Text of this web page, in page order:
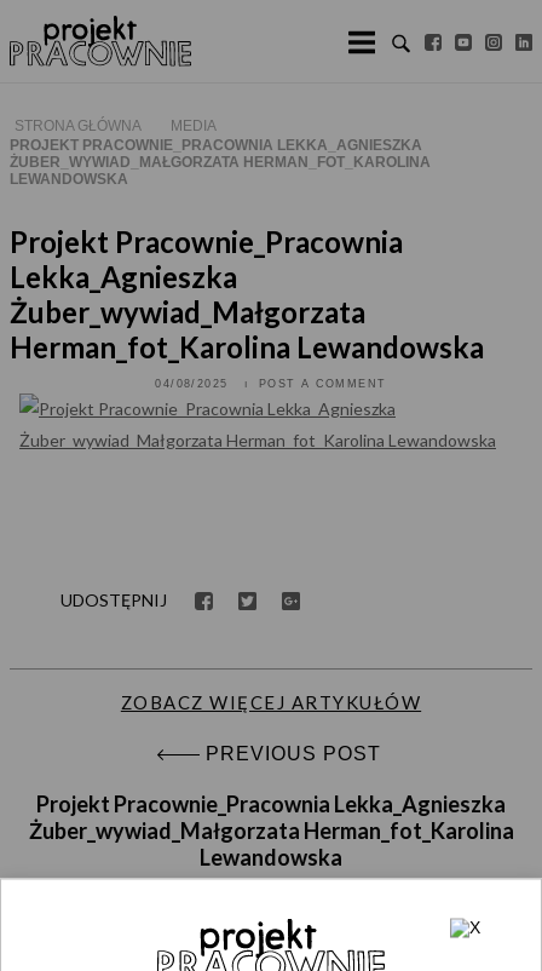
to
STRONA GŁÓWNA
MEDIA
PROJEKT PRACOWNIE_PRACOWNIA LEKKA_AGNIESZKA
ŻUBER_WYWIAD_MAŁGORZATA HERMAN_FOT_KAROLINA
LEWANDOWSKA
Projekt Pracownie_Pracownia
Lekka_Agnieszka
Żuber_wywiad_Małgorzata
Herman_fot_Karolina Lewandowska
04/08/2025 POST A COMMENT
UDOSTĘPNIJ
ZOBACZ WIĘCEJ ARTYKUŁÓW
PREVIOUS POST
Projekt Pracownie_Pracownia Lekka_Agnieszka
Żuber_wywiad_Małgorzata Herman_fot_Karolina
Lewandowska